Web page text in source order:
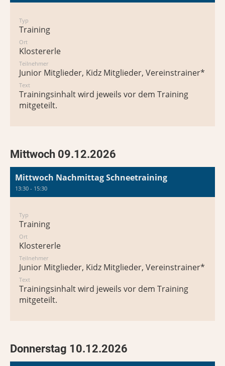
Typ
Training
Ort
Klostererle
Teilnehmer
Junior Mitglieder, Kidz Mitglieder, Vereinstrainer*in
Text
Trainingsinhalt wird jeweils vor dem Training
mitgeteilt.
Mittwoch 09.12.2026
Mittwoch Nachmittag Schneetraining
13:30 - 15:30
Typ
Training
Ort
Klostererle
Teilnehmer
Junior Mitglieder, Kidz Mitglieder, Vereinstrainer*in
Text
Trainingsinhalt wird jeweils vor dem Training
mitgeteilt.
Donnerstag 10.12.2026